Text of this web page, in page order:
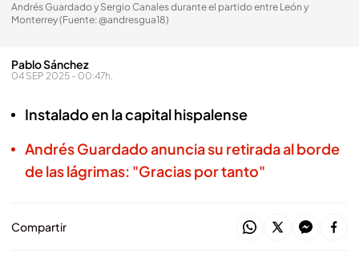
Andrés Guardado y Sergio Canales durante el partido entre León y
Monterrey (Fuente: @andresgua18)
Pablo Sánchez
04 SEP 2025 - 00:47h.
Instalado en la capital hispalense
Andrés Guardado anuncia su retirada al borde
de las lágrimas: "Gracias por tanto"
Compartir